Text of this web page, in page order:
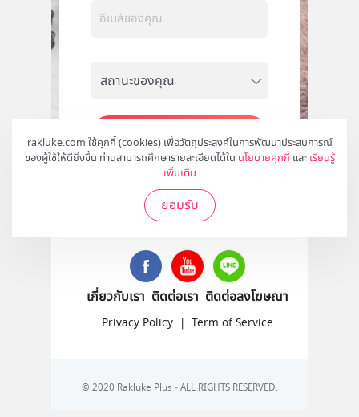
rakluke.com ใช้คุกกี้ (cookies) เพื่อวัตถุประสงค์ในการพัฒนาประสบการณ์
ของผู้ใช้ให้ดียิ่งขึ้น ท่านสามารถศึกษารายละเอียดได้ใน นโยบายคุกกี้ และ เรียนรู้
เพิ่มเติม
ยอมรับ
สมัคร
ติดตามเราได้ที่
เกี่ยวกับเรา ติดต่อเรา ติดต่อลงโฆษณา
Privacy Policy | Term of Service
© 2020 Rakluke Plus - ALL RIGHTS RESERVED.